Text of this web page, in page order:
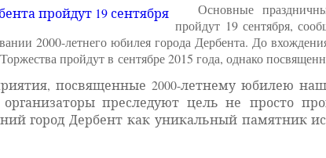
Основные
пройдут 19 сентября,
2000-летнего юбилея города Дербента. До
пройдут в сентябре 2015 года, однако
посвященные 2000-летнему юбилею
организаторы преследуют цель не просто
город Дербент как уникальный памятник